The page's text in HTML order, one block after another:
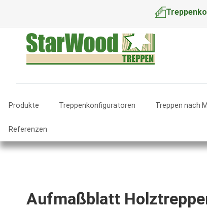
Produkte Treppenkonfiguratoren Treppen nach
Referenzen
Aufmaßblatt